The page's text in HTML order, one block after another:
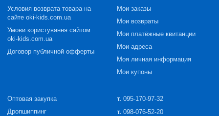
Условия возврата товара на
сайте oki-kids.com.ua
Умови користування сайтом
oki-kids.com.ua
Договор публичной офферты
Мои заказы
Мои возвраты
Мои платёжные квитанции
Мои адреса
Моя личная информация
Мои купоны
Оптовая закупка
Дропшиппинг
т. 095-170-97-32
т. 098-076-52-20